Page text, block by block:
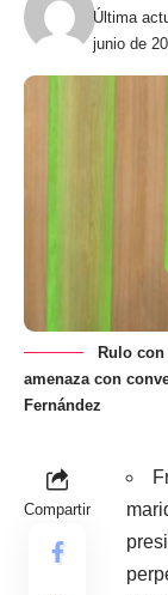
Última
junio de
Rulo
amenaza con
Fernández
Compartir